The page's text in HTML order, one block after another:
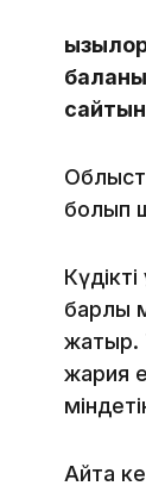
болып
барлық
жатыр.
жария
Айта